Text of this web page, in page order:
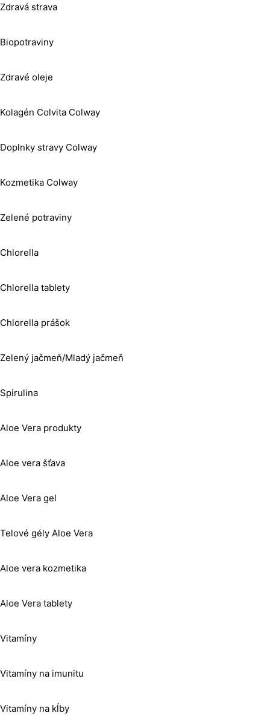
Zdravá strava
Biopotraviny
Zdravé oleje
Kolagén Colvita Colway
Doplnky stravy Colway
Kozmetika Colway
Zelené potraviny
Chlorella
Chlorella tablety
Chlorella prášok
Zelený jačmeň/Mladý jačmeň
Spirulina
Aloe Vera produkty
Aloe vera šťava
Aloe Vera gel
Telové gély Aloe Vera
Aloe vera kozmetika
Aloe Vera tablety
Vitamíny
Vitamíny na imunitu
Vitamíny na kĺby